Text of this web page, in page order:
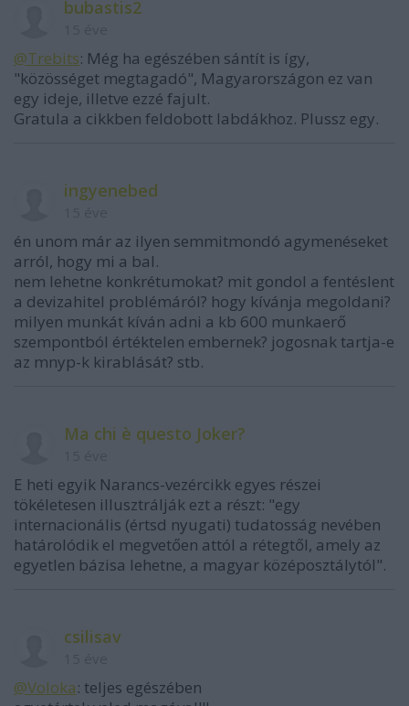
bubastis2
@Trebits: Még ha egészében sántít is így,
"közösséget megtagadó", Magyarországon ez van
egy ideje, illetve ezzé fajult.
Gratula a cikkben feldobott labdákhoz. Plussz egy.
ingyenebed
én unom már az ilyen semmitmondó agymenéseket
arról, hogy mi a bal.
nem lehetne konkrétumokat? mit gondol a fentéslent
a devizahitel problémáról? hogy kívánja megoldani?
milyen munkát kíván adni a kb 600 munkaerő
szempontból értéktelen embernek? jogosnak tartja-e
az mnyp-k kirablását? stb.
Ma chi è questo Joker?
E heti egyik Narancs-vezércikk egyes részei
tökéletesen illusztrálják ezt a részt: "egy
internacionális (értsd nyugati) tudatosság nevében
határolódik el megvetően attól a rétegtől, amely az
egyetlen bázisa lehetne, a magyar középosztálytól".
csilisav
@Voloka: teljes egészében